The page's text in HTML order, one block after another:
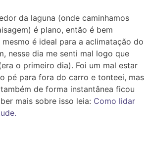
da laguna (onde caminhamos
é plano, então é bem
é ideal para a aclimatação do
nesse dia me senti mal logo que
o primeiro dia). Foi um mal estar
pé para fora do carro e tonteei, mas
de forma instantânea ficou
mais sobre isso leia: Como lidar